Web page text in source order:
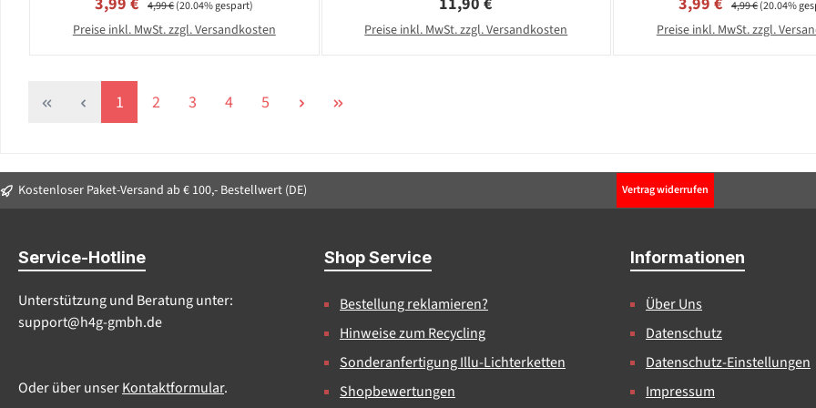
4,99 €(20.04% gespart)
Preise inkl. MwSt. zzgl. Versandkosten Preise inkl. MwSt. zzgl. Versandkosten
4,99 €(20.04%
Preise inkl. MwSt. zzgl.
Seite
1 Seite
2 Seite
3 Seite
4 Seite
5
Kostenloser Paket-Versand ab € 100,- Bestellwert (DE) Vertrag widerrufen
Service-Hotline
Unterstützung und Beratung unter:
support@h4g-gmbh.de
Oder über unserKontaktformular.
Shop Service
Bestellung reklamieren?
Hinweise zum Recycling
Sonderanfertigung Illu-Lichterketten
Shopbewertungen
Informationen
Über Uns
Datenschutz
Datenschutz-Einstellungen
Impressum